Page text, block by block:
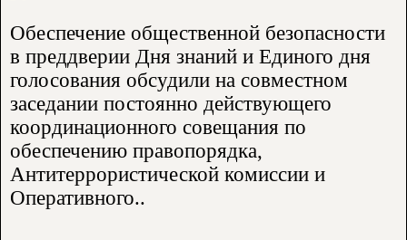
Обеспечение общественной безопасности
в преддверии Дня знаний и Единого дня
голосования обсудили на совместном
заседании постоянно действующего
координационного совещания по
обеспечению правопорядка,
Антитеррористической комиссии и
Оперативного..